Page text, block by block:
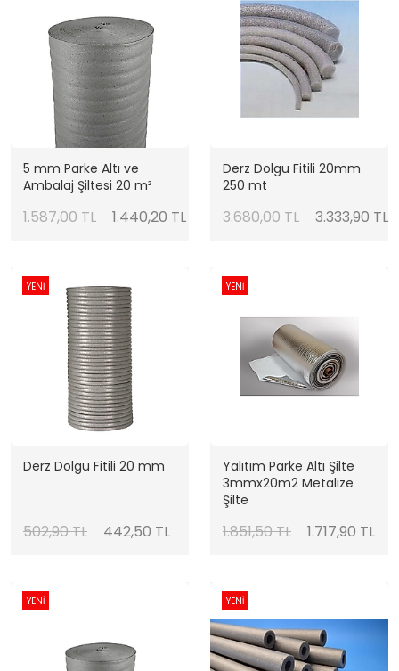
5 mm Parke Altı ve
Ambalaj Şiltesi 20 m²
1.587,00 TL 1.440,20 TL
Derz Dolgu Fitili 20mm
250 mt
3.680,00 TL 3.333,90 TL
YENİ
Derz Dolgu Fitili 20 mm
502,90 TL 442,50 TL
YENİ
Yalıtım Parke Altı Şilte
3mmx20m2 Metalize
Şilte
1.851,50 TL 1.717,90 TL
YENİ YENİ